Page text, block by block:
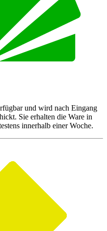
und wird nach Eingang
Sie erhalten die Ware in
innerhalb einer Woche.